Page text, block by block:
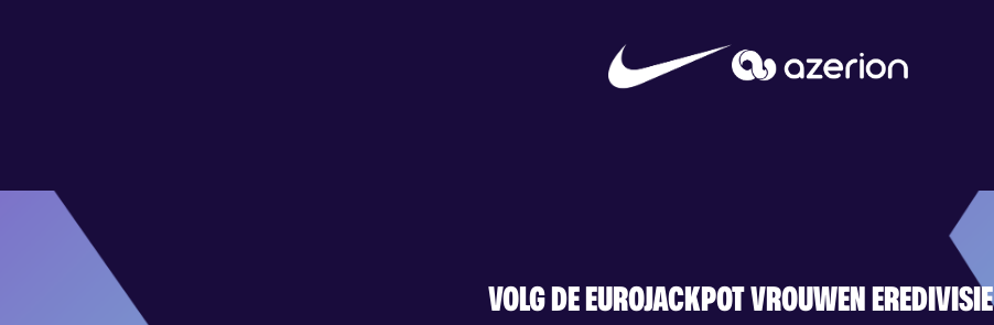
VOLG DE EUROJACKPOT VROUWEN EREDIVISIE